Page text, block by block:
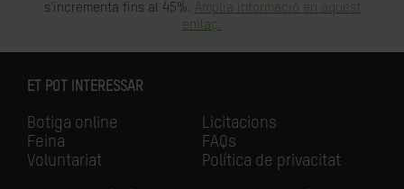
s'incrementa fins al 45%. Amplia informació en aquest
enllaç.
ET POT INTERESSAR
Botiga online
Feina
Voluntariat
Licitacions
FAQs
Política de privacitat